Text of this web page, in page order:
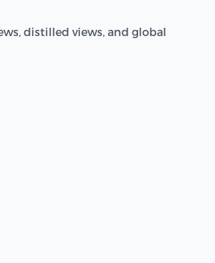
distilled views, and global